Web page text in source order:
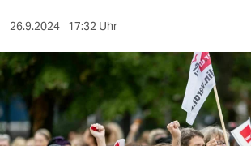
kultur
sport
berlin
nord
26.9.2024 17:32 Uhr